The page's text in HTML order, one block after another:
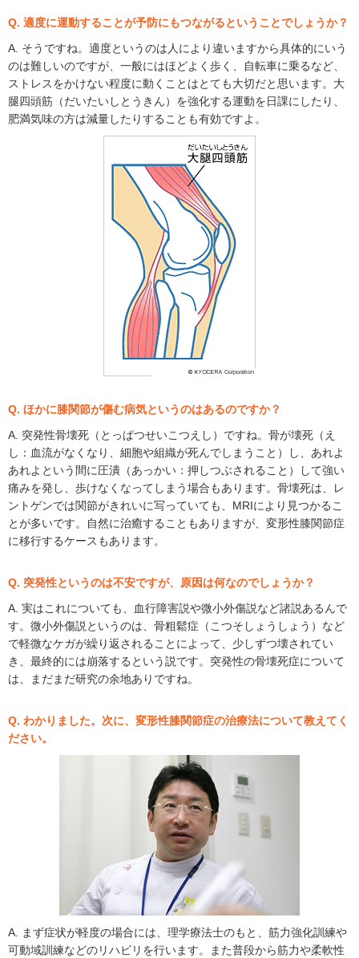
Q. 適度に運動することが予防にもつながるということでしょうか？
A. そうですね。適度というのは人により違いますから具体的にいう
のは難しいのですが、一般にはほどよく歩く、自転車に乗るなど、
ストレスをかけない程度に動くことはとても大切だと思います。大
腿四頭筋（だいたいしとうきん）を強化する運動を日課にしたり、
肥満気味の方は減量したりすることも有効ですよ。
Q. ほかに膝関節が傷む病気というのはあるのですか？
A. 突発性骨壊死（とっぱつせいこつえし）ですね。骨が壊死（え
し：血流がなくなり、細胞や組織が死んでしまうこと）し、あれよ
あれよという間に圧潰（あっかい：押しつぶされること）して強い
痛みを発し、歩けなくなってしまう場合もあります。骨壊死は、レ
ントゲンでは関節がきれいに写っていても、MRIにより見つかるこ
とが多いです。自然に治癒することもありますが、変形性膝関節症
に移行するケースもあります。
Q. 突発性というのは不安ですが、原因は何なのでしょうか？
A. 実はこれについても、血行障害説や微小外傷説など諸説あるんで
す。微小外傷説というのは、骨粗鬆症（こつそしょうしょう）など
で軽微なケガが繰り返されることによって、少しずつ壊されてい
き、最終的には崩落するという説です。突発性の骨壊死症について
は、まだまだ研究の余地ありですね。
Q. わかりました。次に、変形性膝関節症の治療法について教えてく
ださい。
A. まず症状が軽度の場合には、理学療法士のもと、筋力強化訓練や
可動域訓練などのリハビリを行います。また普段から筋力や柔軟性